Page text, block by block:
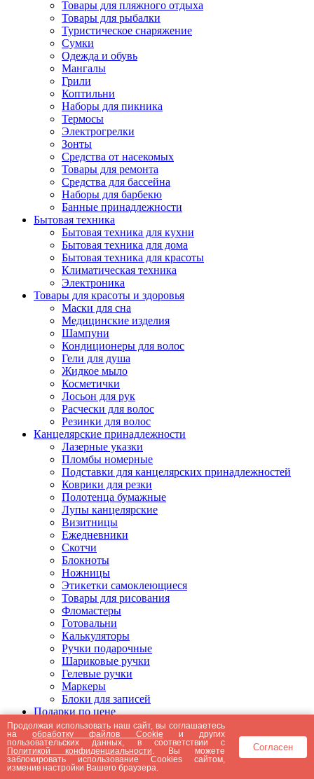
Товары для пляжного отдыха
Товары для рыбалки
Туристическое снаряжение
Сумки
Одежда и обувь
Мангалы
Грили
Коптильни
Наборы для пикника
Термосы
Электрогрелки
Зонты
Средства от насекомых
Товары для ремонта
Средства для бассейна
Наборы для барбекю
Банные принадлежности
Бытовая техника
Бытовая техника для кухни
Бытовая техника для дома
Бытовая техника для красоты
Климатическая техника
Электроника
Товары для красоты и здоровья
Маски для сна
Медицинские изделия
Шампуни
Кондиционеры для волос
Гели для душа
Жидкое мыло
Косметички
Лосьон для рук
Расчески для волос
Резинки для волос
Канцелярские принадлежности
Лазерные указки
Пломбы номерные
Подставки для канцелярских принадлежностей
Коврики для резки
Полотенца бумажные
Лупы канцелярские
Визитницы
Ежедневники
Скотчи
Блокноты
Ножницы
Этикетки самоклеющиеся
Товары для рисования
Фломастеры
Готовальни
Калькуляторы
Ручки подарочные
Шариковые ручки
Гелевые ручки
Маркеры
Блоки для записей
Подарки по цене
Подарки от 5000 рублей
Подарки до 5000 рублей
Подарки до 3000 рублей
Подарки до 2000 рублей
Подарки до 1000 рублей
Продолжая использовать наш сайт, вы соглашаетесь
наобработку файлов Cookie и других
пользовательских данных, в соответствии с
Политикой конфиденциальности . Вы можете
заблокировать использование Cookies сайтом,
изменив настройки Вашего браузера.
Согласен